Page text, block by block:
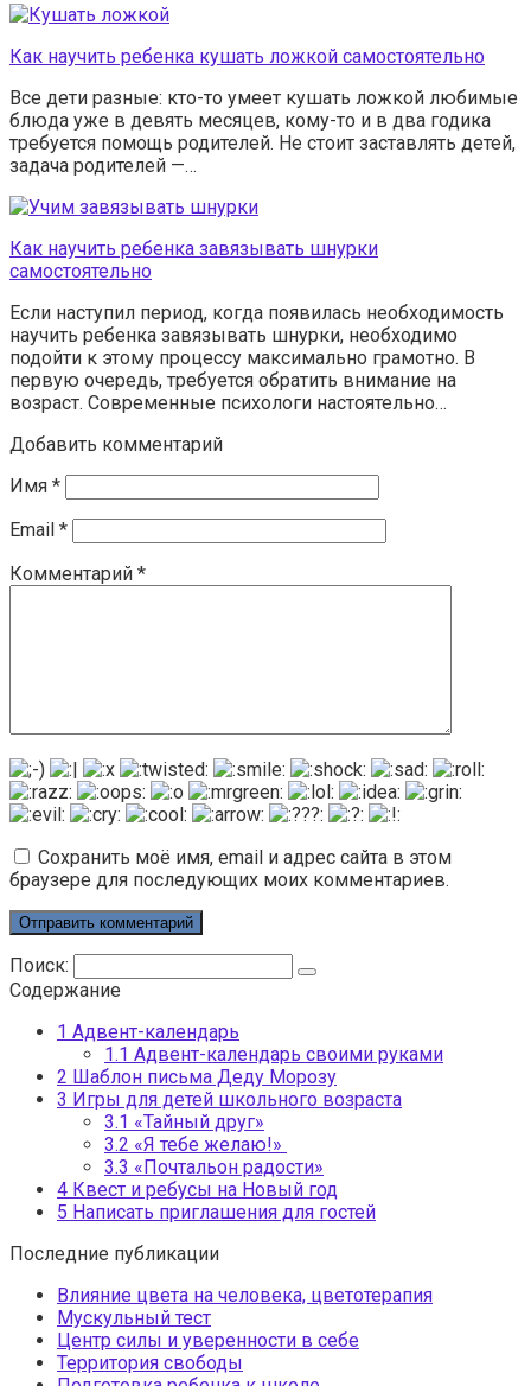
Как научить ребенка кушать ложкой самостоятельно
Все дети разные: кто-то умеет кушать ложкой любимые
блюда уже в девять месяцев, кому-то и в два годика
требуется помощь родителей. Не стоит заставлять детей,
задача родителей —…
Как научить ребенка завязывать шнурки
самостоятельно
Если наступил период, когда появилась необходимость
научить ребенка завязывать шнурки, необходимо
подойти к этому процессу максимально грамотно. В
первую очередь, требуется обратить внимание на
возраст. Современные психологи настоятельно…
Добавить комментарий
Имя *
Email *
Комментарий *
Сохранить моё имя, email и адрес сайта в этом
браузере для последующих моих комментариев.
Поиск:
Содержание
1 Адвент-календарь
1.1 Адвент-календарь своими руками
2 Шаблон письма Деду Морозу
3 Игры для детей школьного возраста
3.1 «Тайный друг»
3.2 «Я тебе желаю!»
3.3 «Почтальон радости»
4 Квест и ребусы на Новый год
5 Написать приглашения для гостей
Последние публикации
Влияние цвета на человека, цветотерапия
Мускульный тест
Центр силы и уверенности в себе
Территория свободы